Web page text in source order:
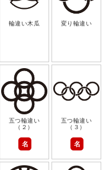
輪違い木瓜 変り輪違い
五つ輪違い
（２）
名
五つ輪違い
（３）
名